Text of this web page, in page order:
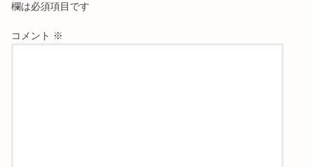
欄は必須項目です
コメント ※